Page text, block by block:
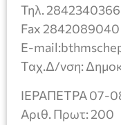
Τηλ. 2842340366
Fax 2842089040
E-
Ταχ.Δ/νση:
ΙΕΡΑΠΕΤΡΑ 07-
Αριθ. Πρωτ: 200